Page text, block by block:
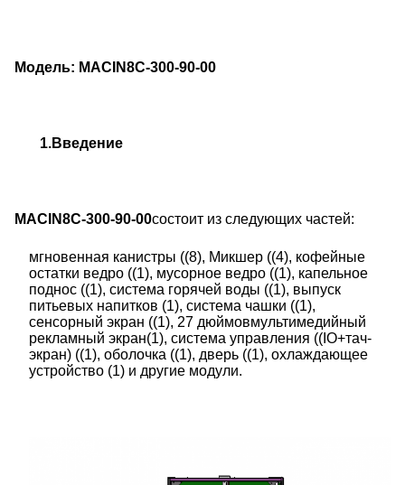
Модель: MACIN8C-300-90-00
1.Введение
MACIN8C-300-90-00состоит из следующих частей:
мгновенная канистры ((8), Микшер ((4), кофейные
остатки ведро ((1), мусорное ведро ((1), капельное
поднос ((1), система горячей воды ((1), выпуск
питьевых напитков (1), система чашки ((1),
сенсорный экран ((1), 27 дюймовмультимедийный
рекламный экран(1), система управления ((IO+тач-
экран) ((1), оболочка ((1), дверь ((1), охлаждающее
устройство (1) и другие модули.